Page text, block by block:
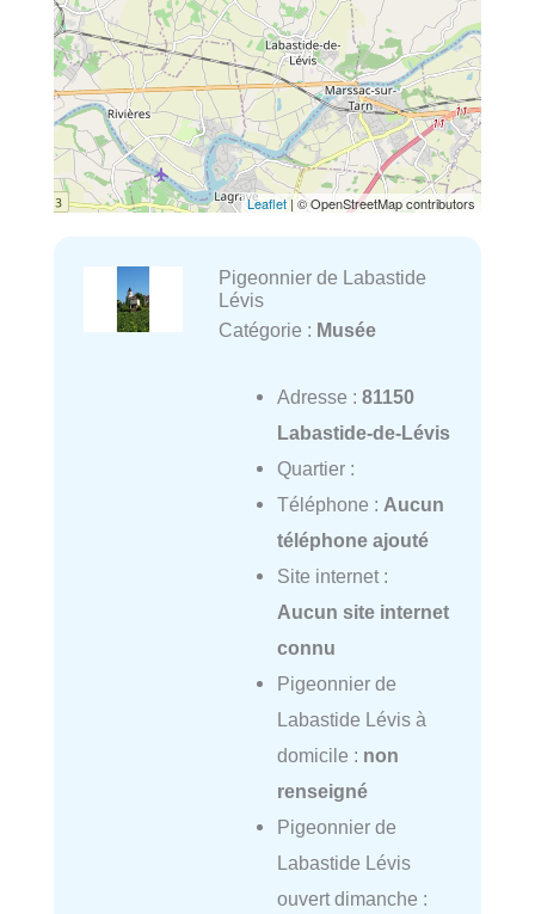
Leaflet| © OpenStreetMap contributors
Pigeonnier de Labastide
Lévis
Catégorie : Musée
Adresse : 81150
Labastide-de-Lévis
Quartier :
Téléphone : Aucun
téléphone ajouté
Site internet :
Aucun site internet
connu
Pigeonnier de
Labastide Lévis à
domicile : non
renseigné
Pigeonnier de
Labastide Lévis
ouvert dimanche :